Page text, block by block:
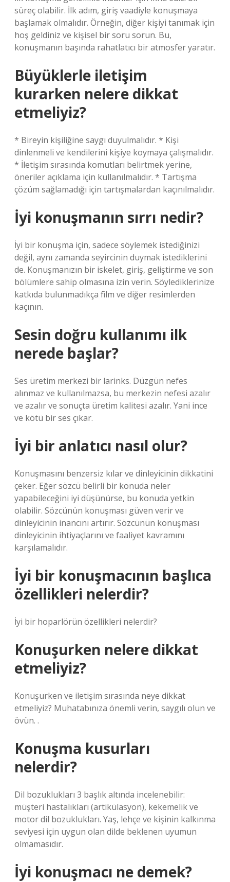
süreç olabilir. İlk adım, giriş vaadiyle konuşmaya
başlamak olmalıdır. Örneğin, diğer kişiyi tanımak için
hoş geldiniz ve kişisel bir soru sorun. Bu,
konuşmanın başında rahatlatıcı bir atmosfer yaratır.
Büyüklerle iletişim
kurarken nelere dikkat
etmeliyiz?
* Bireyin kişiliğine saygı duyulmalıdır. * Kişi
dinlenmeli ve kendilerini kişiye koymaya çalışmalıdır.
* İletişim sırasında komutları belirtmek yerine,
öneriler açıklama için kullanılmalıdır. * Tartışma
çözüm sağlamadığı için tartışmalardan kaçınılmalıdır.
İyi konuşmanın sırrı nedir?
İyi bir konuşma için, sadece söylemek istediğinizi
değil, aynı zamanda seyircinin duymak istediklerini
de. Konuşmanızın bir iskelet, giriş, geliştirme ve son
bölümlere sahip olmasına izin verin. Söylediklerinize
katkıda bulunmadıkça film ve diğer resimlerden
kaçının.
Sesin doğru kullanımı ilk
nerede başlar?
Ses üretim merkezi bir larinks. Düzgün nefes
alınmaz ve kullanılmazsa, bu merkezin nefesi azalır
ve azalır ve sonuçta üretim kalitesi azalır. Yani ince
ve kötü bir ses çıkar.
İyi bir anlatıcı nasıl olur?
Konuşmasını benzersiz kılar ve dinleyicinin dikkatini
çeker. Eğer sözcü belirli bir konuda neler
yapabileceğini iyi düşünürse, bu konuda yetkin
olabilir. Sözcünün konuşması güven verir ve
dinleyicinin inancını artırır. Sözcünün konuşması
dinleyicinin ihtiyaçlarını ve faaliyet kavramını
karşılamalıdır.
İyi bir konuşmacının başlıca
özellikleri nelerdir?
İyi bir hoparlörün özellikleri nelerdir?
Konuşurken nelere dikkat
etmeliyiz?
Konuşurken ve iletişim sırasında neye dikkat
etmeliyiz? Muhatabınıza önemli verin, saygılı olun ve
övün. .
Konuşma kusurları
nelerdir?
Dil bozuklukları 3 başlık altında incelenebilir:
müşteri hastalıkları (artikülasyon), kekemelik ve
motor dil bozuklukları. Yaş, lehçe ve kişinin kalkınma
seviyesi için uygun olan dilde beklenen uyumun
olmamasıdır.
İyi konuşmacı ne demek?